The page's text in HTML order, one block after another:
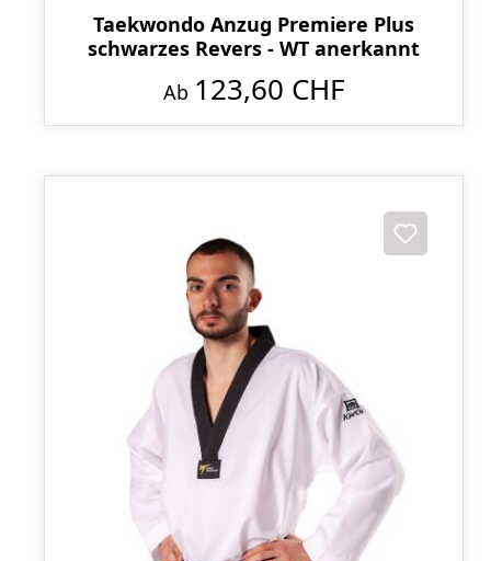
Taekwondo Anzug Premiere Plus
schwarzes Revers - WT anerkannt
Ab 123,60 CHF